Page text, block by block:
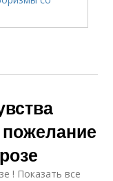
! Показать все